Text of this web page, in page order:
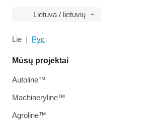
Lietuva / lietuvių
Lie Рус
Mūsų projektai
Autoline™
Machineryline™
Agroline™